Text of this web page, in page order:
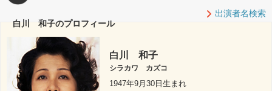
出演者名検索
白川 和子のプロフィール
白川 和子
シラカワ カズコ
1947年9月30日生まれ